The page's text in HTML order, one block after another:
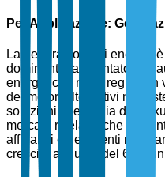
Per Applicazione:
La generazione di energia
dominante, alimentato
energetiche nelle regioni in
dei motori alternativi nei
soluzioni di energia di
mercato rivelano che la
affidabili ed efficienti nelle
crescita annuale del 6,5%